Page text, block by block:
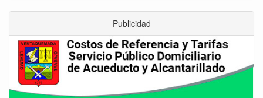
Publicidad